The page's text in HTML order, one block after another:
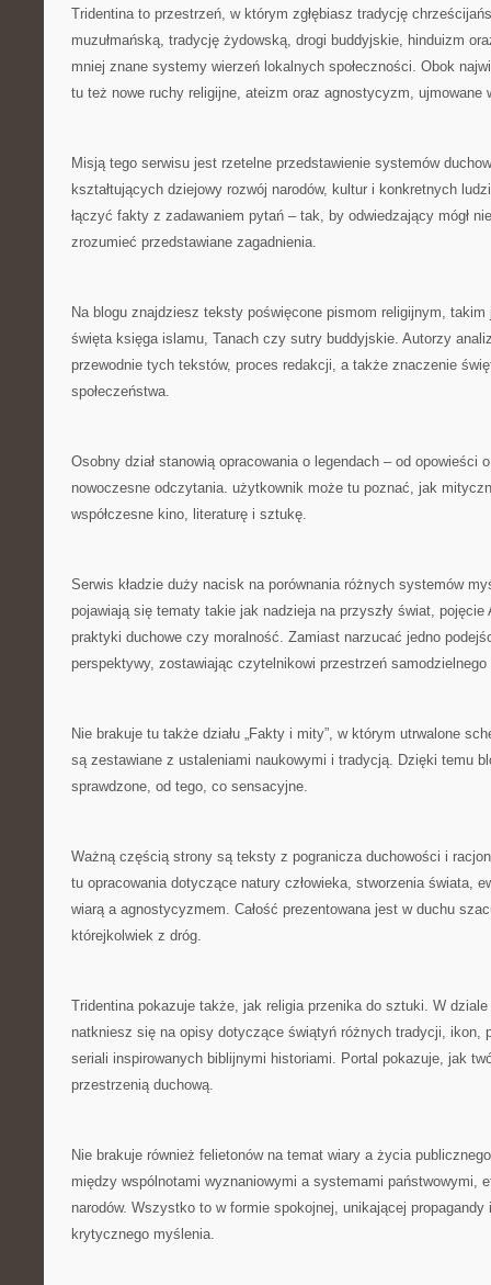
Tridentina to przestrzeń, w którym zgłębiasz tradycję
muzułmańską, tradycję żydowską, drogi buddyjskie, hinduizm
mniej znane systemy wierzeń lokalnych społeczności. Obok
tu też nowe ruchy religijne, ateizm oraz agnostycyzm, ujmowane
Misją tego serwisu jest rzetelne przedstawienie systemów
kształtujących dziejowy rozwój narodów, kultur i konkretnych
łączyć fakty z zadawaniem pytań – tak, by odwiedzający mógł
zrozumieć przedstawiane zagadnienia.
Na blogu znajdziesz teksty poświęcone pismom religijnym,
święta księga islamu, Tanach czy sutry buddyjskie. Autorzy
przewodnie tych tekstów, proces redakcji, a także znaczenie
społeczeństwa.
Osobny dział stanowią opracowania o legendach – od opowieści
nowoczesne odczytania. użytkownik może tu poznać, jak
współczesne kino, literaturę i sztukę.
Serwis kładzie duży nacisk na porównania różnych systemów
pojawiają się tematy takie jak nadzieja na przyszły świat,
praktyki duchowe czy moralność. Zamiast narzucać jedno
perspektywy, zostawiając czytelnikowi przestrzeń samodzielnego
Nie brakuje tu także działu „Fakty i mity”, w którym utrwalone
są zestawiane z ustaleniami naukowymi i tradycją. Dzięki temu
sprawdzone, od tego, co sensacyjne.
Ważną częścią strony są teksty z pogranicza duchowości i
tu opracowania dotyczące natury człowieka, stworzenia świata,
wiarą a agnostycyzmem. Całość prezentowana jest w duchu
którejkolwiek z dróg.
Tridentina pokazuje także, jak religia przenika do sztuki. W
natkniesz się na opisy dotyczące świątyń różnych tradycji, ikon,
seriali inspirowanych biblijnymi historiami. Portal pokazuje, jak
przestrzenią duchową.
Nie brakuje również felietonów na temat wiary a życia
między wspólnotami wyznaniowymi a systemami państwowymi,
narodów. Wszystko to w formie spokojnej, unikającej propagandy
krytycznego myślenia.